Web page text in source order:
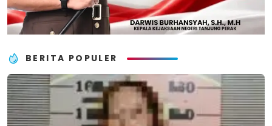
BERITA POPULER